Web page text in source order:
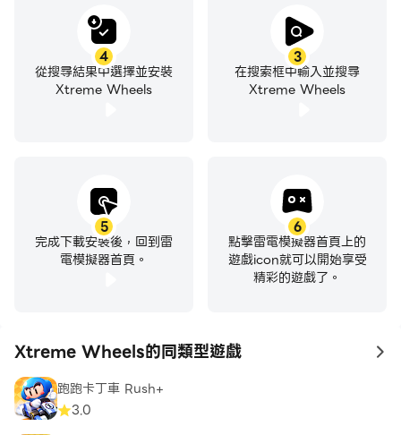
3
在搜索框中輸入並搜尋
Xtreme Wheels
4
從搜尋結果中選擇並安裝
Xtreme Wheels
5
完成下載安裝後，回到雷
電模擬器首頁。
6
點擊雷電模擬器首頁上的
遊戲icon就可以開始享受
精彩的遊戲了。
Xtreme Wheels的同類型遊戲 to
跑跑卡丁車 Rush+
3.0